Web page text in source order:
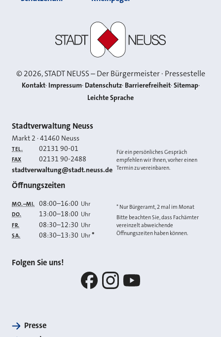
©2026, STADT NEUSS – Der Bürgermeister · Pressestelle
Kontakt Impressum Datenschutz Barrierefreiheit Sitemap
Leichte Sprache
Kontakt
Stadtverwaltung Neuss
Markt 2 ·41460 Neuss
TEL. 02131 90-01
FAX 02131 90-2488
E-MAIL
stadtverwaltung@stadt.neuss.de
Für ein persönliches Gespräch
empfehlen wir Ihnen, vorher einen
Termin zu vereinbaren.
Öffnungszeiten
MO.–MI. 08:00–16:00 Uhr
DO. 13:00–18:00 Uhr
FR. 08:30–12:30 Uhr
SA. 08:30–13:30 Uhr *
* Nur Bürgeramt, 2 mal im Monat
Bitte beachten Sie, dass Fachämter
vereinzelt abweichende
Öffnungszeiten haben können.
Folgen Sie uns!
Presse